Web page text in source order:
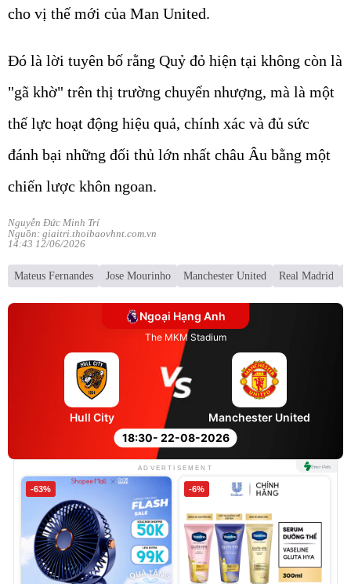
cho vị thế mới của Man United.
Đó là lời tuyên bố rằng Quỷ đỏ hiện tại không còn là
"gã khờ" trên thị trường chuyển nhượng, mà là một
thế lực hoạt động hiệu quả, chính xác và đủ sức
đánh bại những đối thủ lớn nhất châu Âu bằng một
chiến lược khôn ngoan.
Nguyễn Đức Minh Trí
Nguồn: giaitri.thoibaovhnt.com.vn
14:43 12/06/2026
Mateus Fernandes Jose Mourinho Manchester United Real Madrid
Ngoại Hạng Anh
The MKM Stadium
18:30- 22-08-2026
Hull City Manchester United
ADVERTISEMENT
-63% -6%